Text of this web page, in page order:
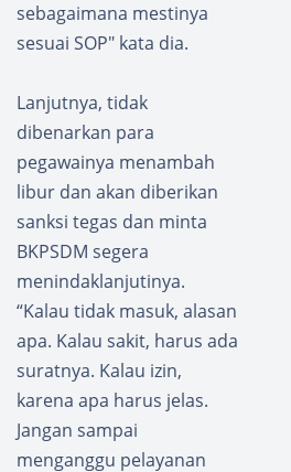
sebagaimana mestinya
sesuai SOP" kata dia.
Lanjutnya, tidak
dibenarkan para
pegawainya menambah
libur dan akan diberikan
sanksi tegas dan minta
BKPSDM segera
menindaklanjutinya.
“Kalau tidak masuk, alasan
apa. Kalau sakit, harus ada
suratnya. Kalau izin,
karena apa harus jelas.
Jangan sampai
menganggu pelayanan